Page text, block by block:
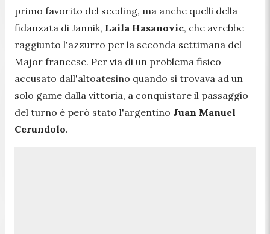
primo favorito del seeding, ma anche quelli della
fidanzata di Jannik, Laila Hasanovic, che avrebbe
raggiunto l'azzurro per la seconda settimana del
Major francese. Per via di un problema fisico
accusato dall'altoatesino quando si trovava ad un
solo game dalla vittoria, a conquistare il passaggio
del turno è però stato l'argentino Juan Manuel
Cerundolo.